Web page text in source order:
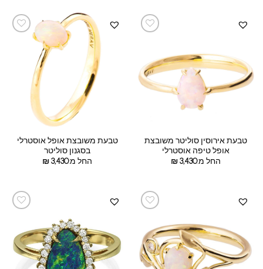
טבעת אירוסין סוליטר משובצת
אופל טיפה אוסטרלי
החל מ:
₪3,430
טבעת משובצת אופל אוסטרלי
בסגנון סוליטר
החל מ:
₪3,430